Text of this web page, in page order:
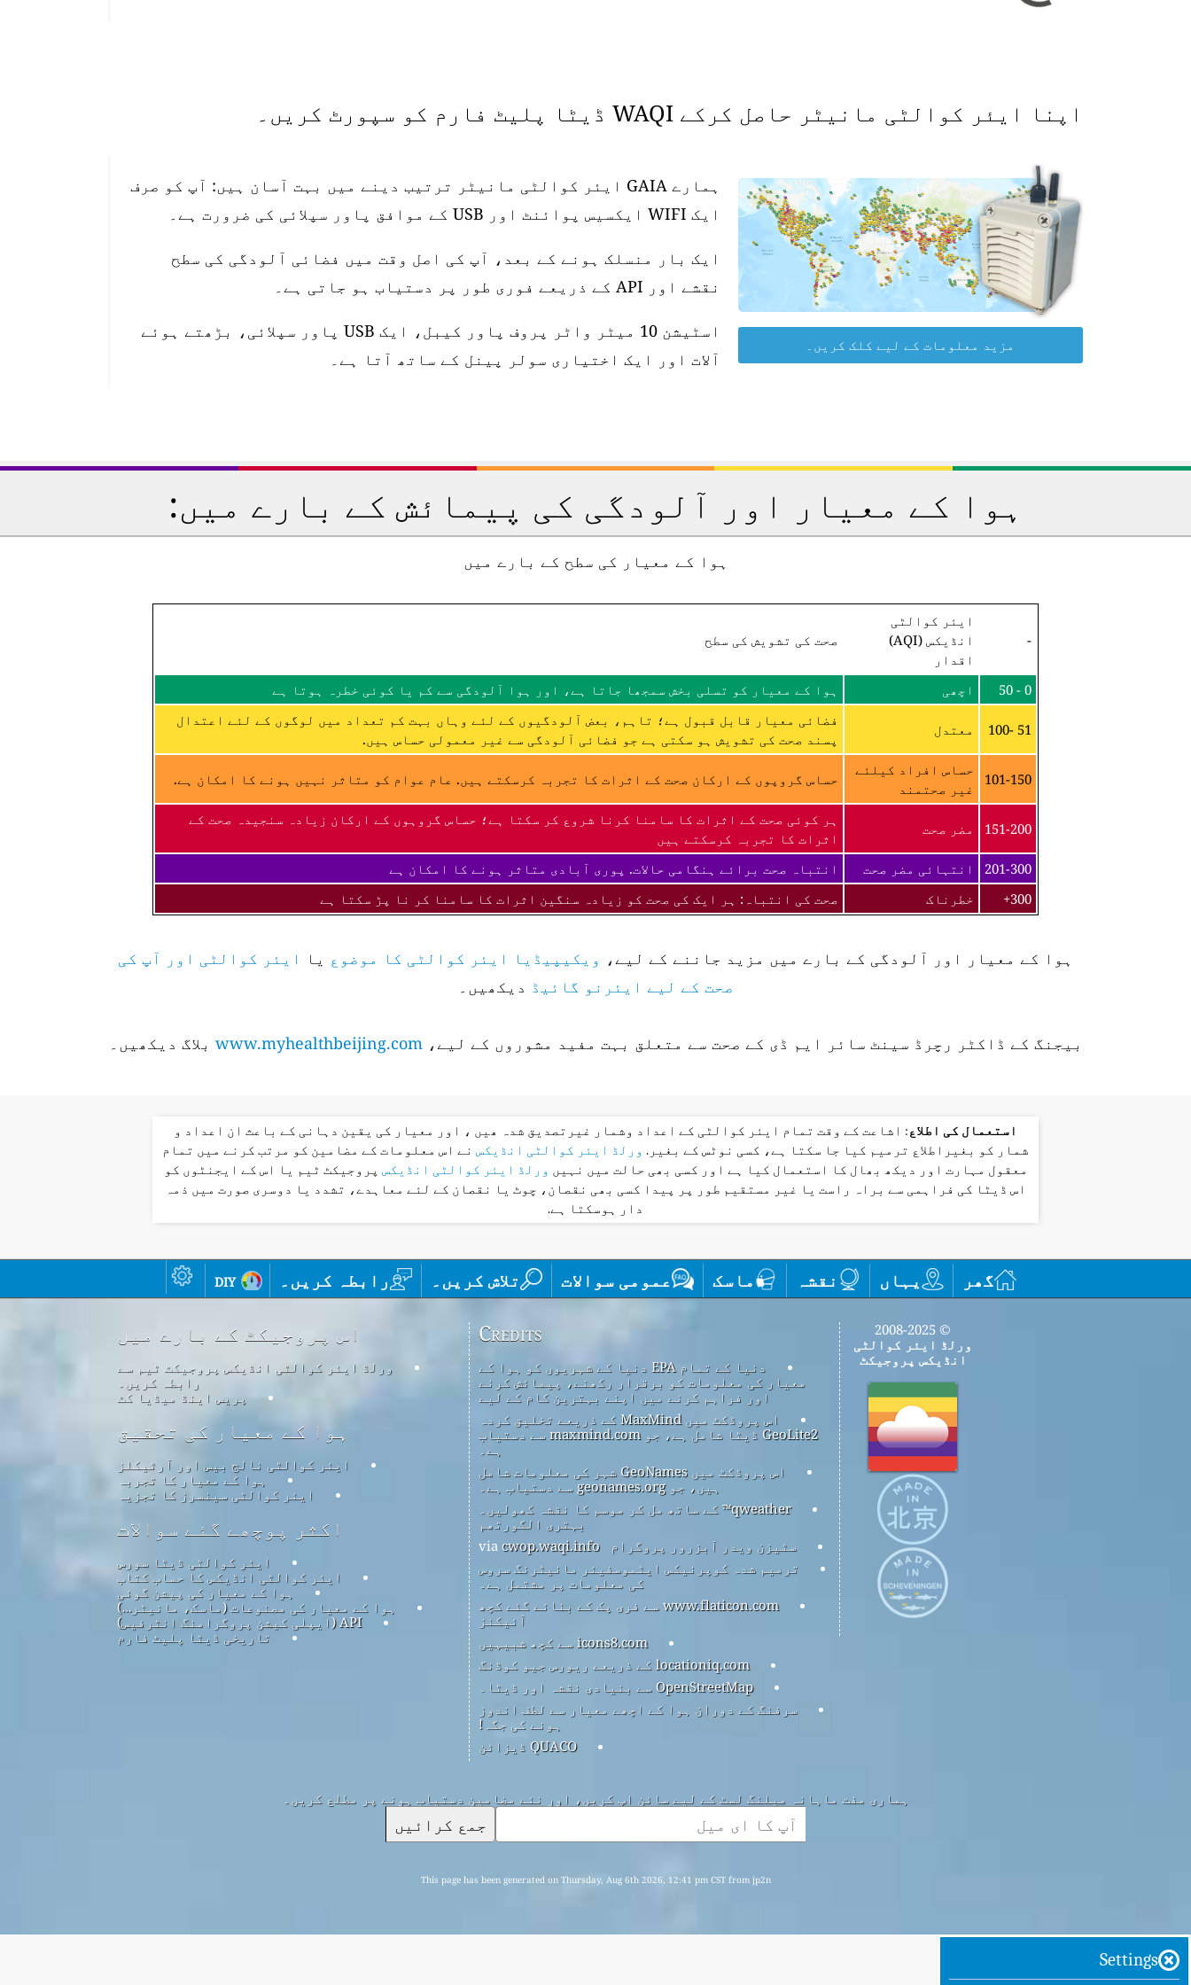
اپنا ایئر کوالٹی مانیٹر حاصل کرکے WAQI ڈیٹا پلیٹ فارم کو سپورٹ کریں۔
ہمارے GAIA ایئر کوالٹی مانیٹر ترتیب دینے میں بہت آسان ہیں: آپ کو صرف
ایک WIFI ایکسیس پوائنٹ اور USB کے موافق پاور سپلائی کی ضرورت ہے۔
ایک بار منسلک ہونے کے بعد، آپ کی اصل وقت میں فضائی آلودگی کی سطح
نقشے اور API کے ذریعے فوری طور پر دستیاب ہو جاتی ہے۔
اسٹیشن 10 میٹر واٹر پروف پاور کیبل، ایک USB پاور سپلائی، بڑھتے ہوئے
آلات اور ایک اختیاری سولر پینل کے ساتھ آتا ہے۔
مزید معلومات کے لیے کلک کریں۔
ہوا کے معیار اور آلودگی کی پیمائش کے بارے میں:
ہوا کے معیار کی سطح کے بارے میں
-
ایئر کوالٹی
انڈیکس (AQI)
اقدار
صحت کی تشویش کی سطح
0 - 50 اچھی ہوا کے معیار کو تسلی بخش سمجھا جاتا ہے، اور ہوا آلودگی سے کم یا کوئی خطرہ ہوتا ہے
51 -100 معتدل
فضائی معیار قابل قبول ہے؛ تاہم، بعض آلودگیوں کے لئے وہاں بہت کم تعداد میں لوگوں کے لئے اعتدال
پسند صحت کی تشویش ہو سکتی ہے جو فضائی آلودگی سے غیر معمولی حساس ہیں.
101-150
حساس افراد کیلئے
غیر صحتمند
حساس گروپوں کے ارکان صحت کے اثرات کا تجربہ کرسکتے ہیں. عام عوام کو متاثر نہیں ہونے کا امکان ہے.
151-200 مضر صحت
ہر کوئی صحت کے اثرات کا سامنا کرنا شروع کر سکتا ہے؛ حساس گروہوں کے ارکان زیادہ سنجیدہ صحت کے
اثرات کا تجربہ کرسکتے ہیں
201-300
انتہائی مضر صحت
انتباہ صحت برائے ہنگامی حالات. پوری آبادی متاثر ہونے کا امکان ہے
300+
خطرناک صحت کی انتباہ: ہر ایک کی صحت کو زیادہ سنگین اثرات کا سامنا کر نا پڑ سکتا ہے
ہوا کے معیار اور آلودگی کے بارے میں مزید جاننے کے لیے، ویکیپیڈیا ایئر کوالٹی کا موضوع یا
ایئر کوالٹی اور آپ کی
صحت کے لیے ایئرنو گائیڈ دیکھیں۔
بیجنگ کے ڈاکٹر رچرڈ سینٹ سائر ایم ڈی کے صحت سے متعلق بہت مفید مشوروں کے لیے،www.myhealthbeijing.com بلاگ دیکھیں۔
استعمال کی اطلاع: اشاعت کے وقت تمام ایئر کوالٹی کے اعداد وشمار غیرتصدیق شدہ ھیں ، اور معیار کی یقین دہانی کے باعث ان اعداد و
شمار کو بغیراطلاع ترمیم کیا جا سکتا ہے، کسی نوٹس کے بغیر. ورلڈ ایئر کوالٹی انڈیکس نے اس معلومات کے مضامین کو مرتب کرنے میں تمام
معقول مہارت اور دیکھ بھال کا استعمال کیا ہے اور کسی بھی حالت میں نہیں ورلڈ ایئر کوالٹی انڈیکس پروجیکٹ ٹیم یا اس کے ایجنٹوں کو
اس ڈیٹا کی فراہمی سے براہ راست یا غیر مستقیم طور پر پیدا کسی بھی نقصان، چوٹ یا نقصان کے لئے معاہدے، تشدد یا دوسری صورت میں ذمہ
دار ہوسکتا ہے.
گھر یہاں نقشہ ماسک عمومی سوالات تلاش کریں۔ رابطہ کریں۔ diy
اس پروجیکٹ کے بارے میں
ورلڈ ایئر کوالٹی انڈیکس پروجیکٹ ٹیم سے
رابطہ کریں۔
پریس اینڈ میڈیا کٹ
ہوا کے معیار کی تحقیق
ایئر کوالٹی نالج بیس اور آرٹیکلز
ہوا کے معیار کا تجربہ
ایئر کوالٹی سینسرز کا تجزیہ
اکثر پوچھے گئے سوالات
ایئر کوالٹی ڈیٹا سورس
ایئر کوالٹی انڈیکس کا حساب کتاب
ہوا کے معیار کی پیشن گوئی
ہوا کے معیار کی مصنوعات (ماسک، مانیٹر…)
API (ایپلی کیشن پروگرامنگ انٹرفیس)
تاریخی ڈیٹا پلیٹ فارم
Credits
دنیا کے تمام EPA دنیا کے شہریوں کو ہوا کے
معیار کی معلومات کو برقرار رکھنے، پیمائش کرنے
اور فراہم کرنے میں اپنے بہترین کام کے لیے
اس پروڈکٹ میں MaxMind کے ذریعے تخلیق کردہ
GeoLite2 ڈیٹا شامل ہے، جو maxmind.com سے دستیاب
ہے۔
اس پروڈکٹ میں GeoNames شہر کی معلومات شامل
ہیں، جو geonames.org سے دستیاب ہے۔
qweather™ کے ساتھ مل کر موسم کا نقشہ کھولیں۔
بہتری الگورتھم
سٹیزن ویدر آبزرور پروگرام
cwop.waqi.info
ترمیم شدہ کوپرنیکس ایٹموسفیئر مانیٹرنگ سروس
کی معلومات پر مشتمل ہے۔
www.flaticon.com سے فری پک کے بنائے گئے کچھ
آئیکنز
icons8.com سے کچھ شبیہیں
locationiq.com کے ذریعے ریورس جیو کوڈنگ
OpenStreetMap سے بنیادی نقشہ اور ڈیٹا۔
سرفنگ کے دوران ہوا کے اچھے معیار سے لطف اندوز
ہونے کی جگہ!
QUACO ڈیزائن
© 2008-2025
ورلڈ ایئر کوالٹی
انڈیکس پروجیکٹ
ہماری مفت ماہانہ میلنگ لسٹ کے لیے سائن اپ کریں، اور نئے مضامین دستیاب ہونے پر مطلع کریں۔
جمع کرائیں
This page has been generated on Thursday, Aug 6th 2026, 12:41 pm CST from jp2n
Settings